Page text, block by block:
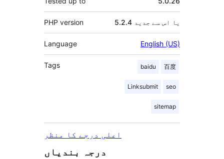
PHP version 5.2.4 یا اس سے جدید
Language English (US)
Tags baidu 百度
Linksubmit seo
sitemap
اعلی درجے کا منظر
درجہ بندیاں